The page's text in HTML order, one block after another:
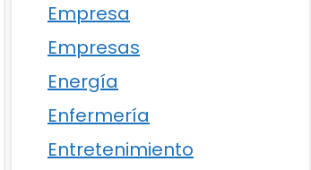
Empresa
Empresas
Energía
Enfermería
Entretenimiento